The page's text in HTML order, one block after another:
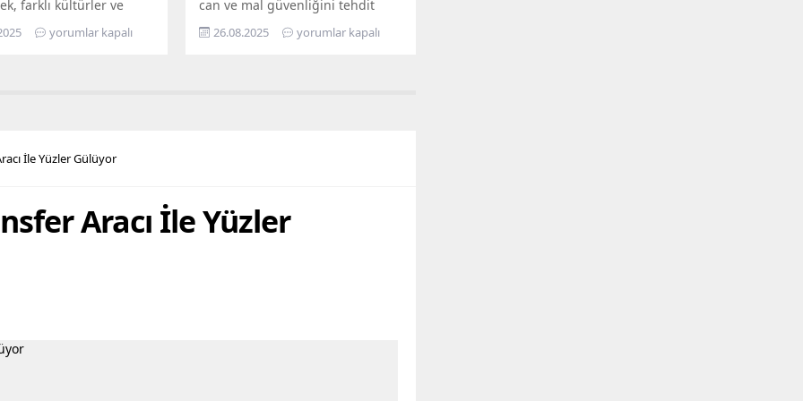
farklı kültürler ve
bir arada kardeşçe ve
yaşadığı Mersin,
alabilmesine destek
yorumlar kapalı
can ve mal güvenliğini tehdit
eden, yarattığı görsel kirliliğin
yanı sıra kimi zaman sosyal
26.08.2025 yorumlar kapalı
İle Yüzler Gülüyor
Aracı İle Yüzler